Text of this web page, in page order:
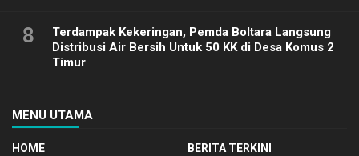
8
Terdampak Kekeringan, Pemda Boltara Langsung
Distribusi Air Bersih Untuk 50 KK di Desa Komus 2
Timur
MENU UTAMA
HOME
BERITA TERKINI